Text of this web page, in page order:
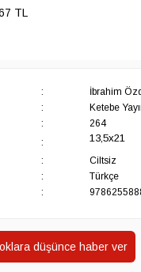
TL
:
İbrahim
:
Ketebe
:
264
: 13,5x21
:
Ciltsiz
:
Türkçe
:
düşünce haber ver